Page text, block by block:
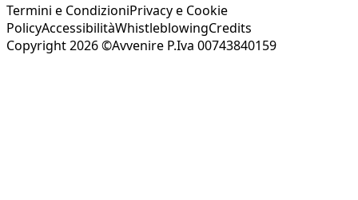
Termini e CondizioniPrivacy e Cookie
PolicyAccessibilitàWhistleblowingCredits
Copyright 2026 ©Avvenire P.Iva 00743840159